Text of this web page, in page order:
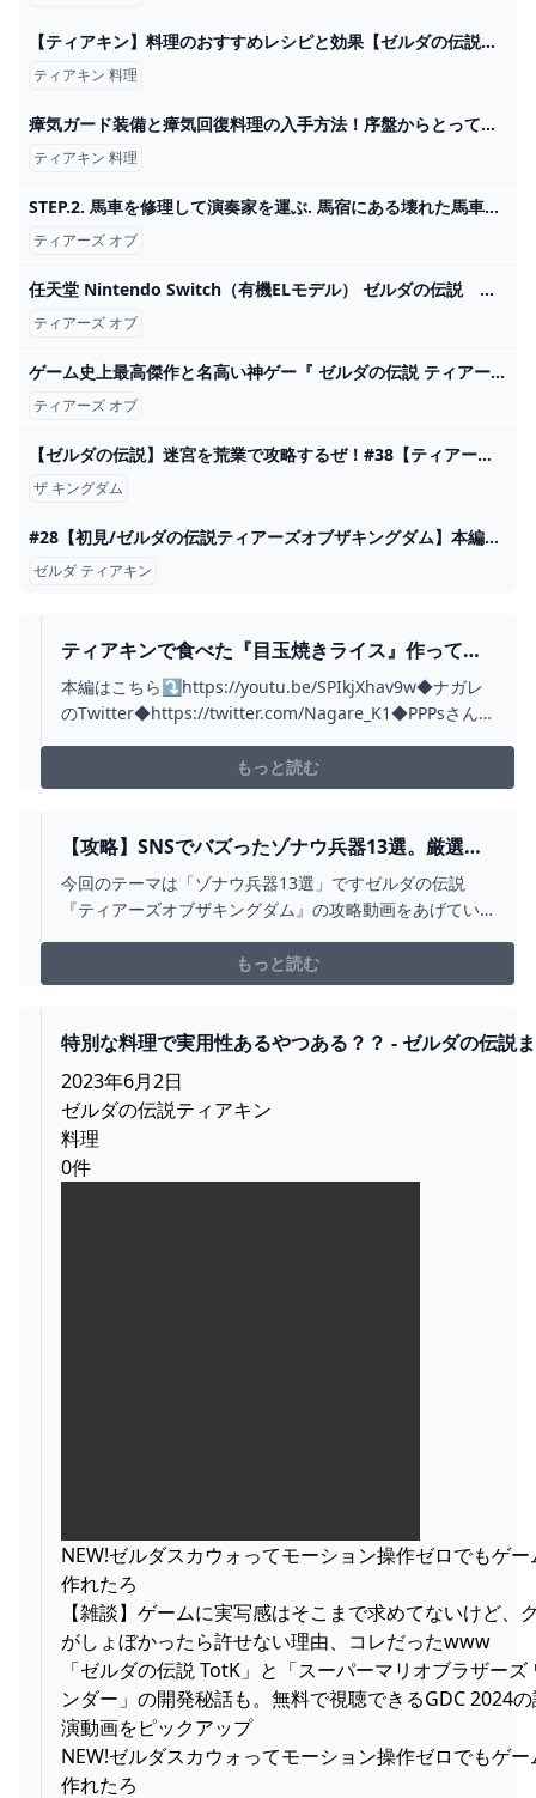
【ティアキン】料理のおすすめレシピと効果【ゼルダの伝説ティアーズオブザキングダム】 ティアキン（ゼルダの伝説ティアーズオブザキングダム）攻略wiki - ゲーム乱舞
ティアキン 料理
瘴気ガード装備と瘴気回復料理の入手方法！序盤からとっておきたい地下探索にオススメの「ミドナの冠」を取りにいこう！ - YouTube
ティアキン 料理
STEP.2. 馬車を修理して演奏家を運ぶ. 馬宿にある壊れた馬車を修理する。20 mai 2024ティアキン(ティアーズオブザキングダム)の最新情報や攻略情報などを紹介していきます。14 2024
ティアーズ オブ
任天堂 Nintendo Switch（有機ELモデル） ゼルダの伝説 ティアーズ オブ ザ キングダムエディション HEG-S-KDAAA - NTT-X Store
ティアーズ オブ
ゲーム史上最高傑作と名高い神ゲー『 ゼルダの伝説 ティアーズ オブ ザ キングダム 』#6 - YouTube
ティアーズ オブ
【ゼルダの伝説】迷宮を荒業で攻略するぜ！#38【ティアーズ オブ ザ キングダム】 - YouTube
ザ キングダム
#28【初見/ゼルダの伝説ティアーズオブザキングダム】本編クリア後！探索雑談大好きVtuber待望のティアキンをプレイ！【Vtuber魔姫ラウラ/おしゃべり多め】 - YouTube
ゼルダ ティアキン
ティアキンで食べた『目玉焼きライス』作って食
べてみたＷＷＷ【ゼルダの伝説】【料理】
#SHORTS - YOUTUBE
本編はこちら⤵https://youtu.be/SPIkjXhav9w◆ナガレ
のTwitter◆https://twitter.com/Nagare_K1◆PPPsさん
s=20◆歌ってみた◆https://youtu.be/X...
もっと読む
【攻略】SNSでバズったゾナウ兵器13選。厳選し
た傑作兵器を解説【ゼルダの伝説ティアーズオブ
ザキングダム/ティアキン】【ゆっくり解説】 -
今回のテーマは「ゾナウ兵器13選」ですゼルダの伝説
『ティアーズオブザキングダム』の攻略動画をあげてい
う様 You and
もっと読む
特別な料理で実用性あるやつある？？ - ゼルダの伝説
め速報｜ティアキン｜ブレワイ
2023年6月2日
ゼルダの伝説ティアキン
料理
0件
NEW!ゼルダスカウォってモーション操作ゼロでもゲー
作れたろ
【雑談】ゲームに実写感はそこまで求めてないけど、
がしょぼかったら許せない理由、コレだったwww
「ゼルダの伝説 TotK」と「スーパーマリオブラザーズ
ンダー」の開発秘話も。無料で視聴できるGDC 2024
演動画をピックアップ
NEW!ゼルダスカウォってモーション操作ゼロでもゲー
作れたろ